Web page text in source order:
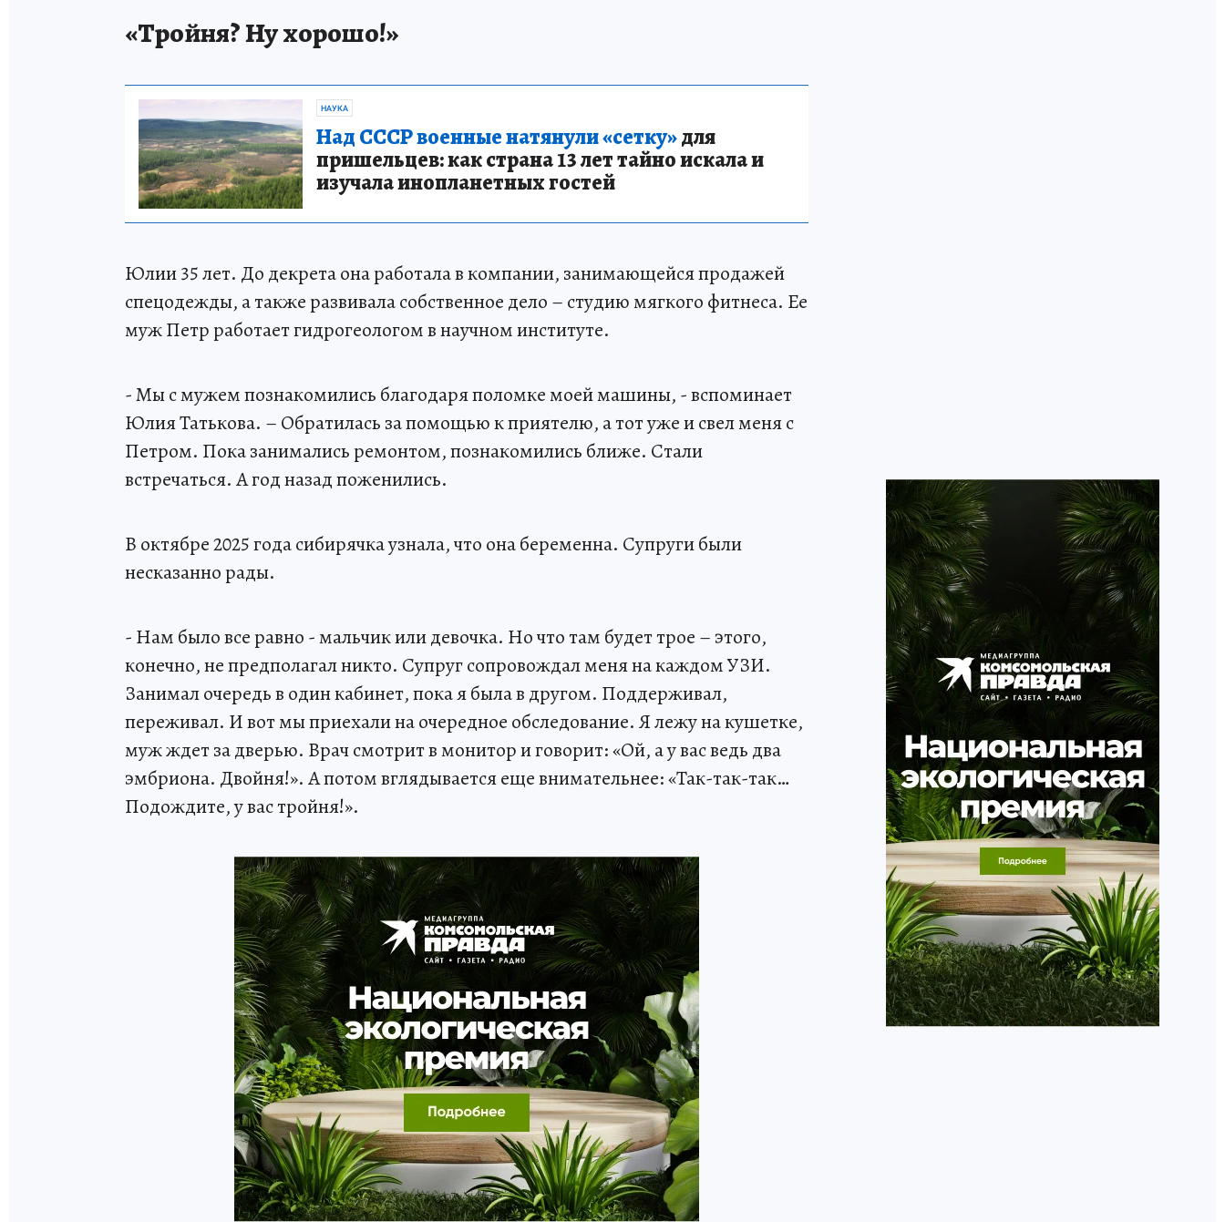
«Тройня? Ну хорошо!»
НАУКА
Над СССР военные натянули «сетку»для
пришельцев: как страна 13 лет тайно искала и
изучала инопланетных гостей
Юлии 35 лет. До декрета она работала в компании, занимающейся продажей
спецодежды, а также развивала собственное дело – студию мягкого фитнеса. Ее
муж Петр работает гидрогеологом в научном институте.
- Мы с мужем познакомились благодаря поломке моей машины, - вспоминает
Юлия Татькова. – Обратилась за помощью к приятелю, а тот уже и свел меня с
Петром. Пока занимались ремонтом, познакомились ближе. Стали
встречаться. А год назад поженились.
В октябре 2025 года сибирячка узнала, что она беременна. Супруги были
несказанно рады.
- Нам было все равно - мальчик или девочка. Но что там будет трое – этого,
конечно, не предполагал никто. Супруг сопровождал меня на каждом УЗИ.
Занимал очередь в один кабинет, пока я была в другом. Поддерживал,
переживал. И вот мы приехали на очередное обследование. Я лежу на кушетке,
муж ждет за дверью. Врач смотрит в монитор и говорит: «Ой, а у вас ведь два
эмбриона. Двойня!». А потом вглядывается еще внимательнее: «Так-так-так…
Подождите, у вас тройня!».